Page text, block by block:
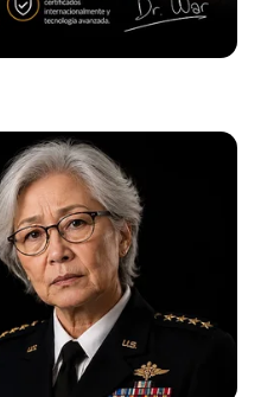
ม่มีอะไรหวือหวา จะเป็นไป
าวกุมภ์เป็นคนที่มีความคิด
มั่นในความคิดและสิ่งที่
รเป็นสิ่งที่สะท้อนให้เห็นถึง
ารคนที่สามารถพูดคุย ให้
เป็นกำลังใจเพื่อให้เขา
เขาเป็นคนที่ไม่ดูแลตัวเอง
องดูแลเอาใจใส่เขาให้
บครัวด้วย นั่นคือสิ่งเขา